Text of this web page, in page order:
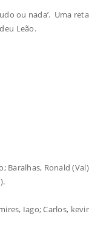
ou nada’. Uma
Leão.
Baralhas, Ronald
Iago; Carlos,